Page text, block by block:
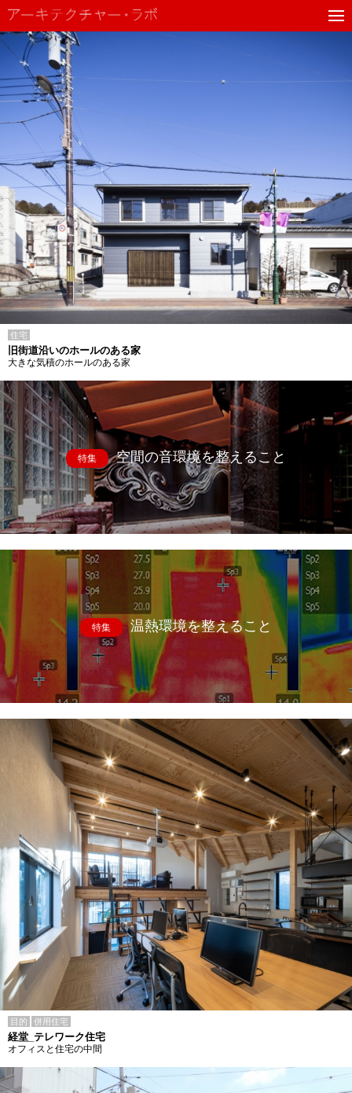
住宅
旧街道沿いのホールのある家
大きな気積のホールのある家
特集 空間の音環境を整えること
特集 温熱環境を整えること
目的 併用住宅
経堂_テレワーク住宅
オフィスと住宅の中間